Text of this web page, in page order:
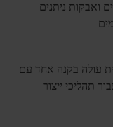
ואבקות ניתנים
עולה בקנה אחד עם
תהליכי ייצור